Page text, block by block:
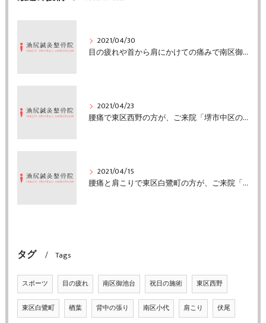
2021/04/30
目の疲れや首から肩にかけての痛みで南区御池台の方がご来院「堺市中区の池尻鍼灸整骨院」
2021/04/23
腰痛で東区西野の方が、ご来院「堺市中区の池尻鍼灸整骨院」
2021/04/15
腰痛と肩こりで東区白鷺町の方が、ご来院「堺市中区の池尻鍼灸整骨院」
タグ Tags
スポーツ 目の疲れ 南区御池台 祝日の施術 東区西野
東区白鷺町 楢葉 背中の張り 南区小代 肩こり 伏尾